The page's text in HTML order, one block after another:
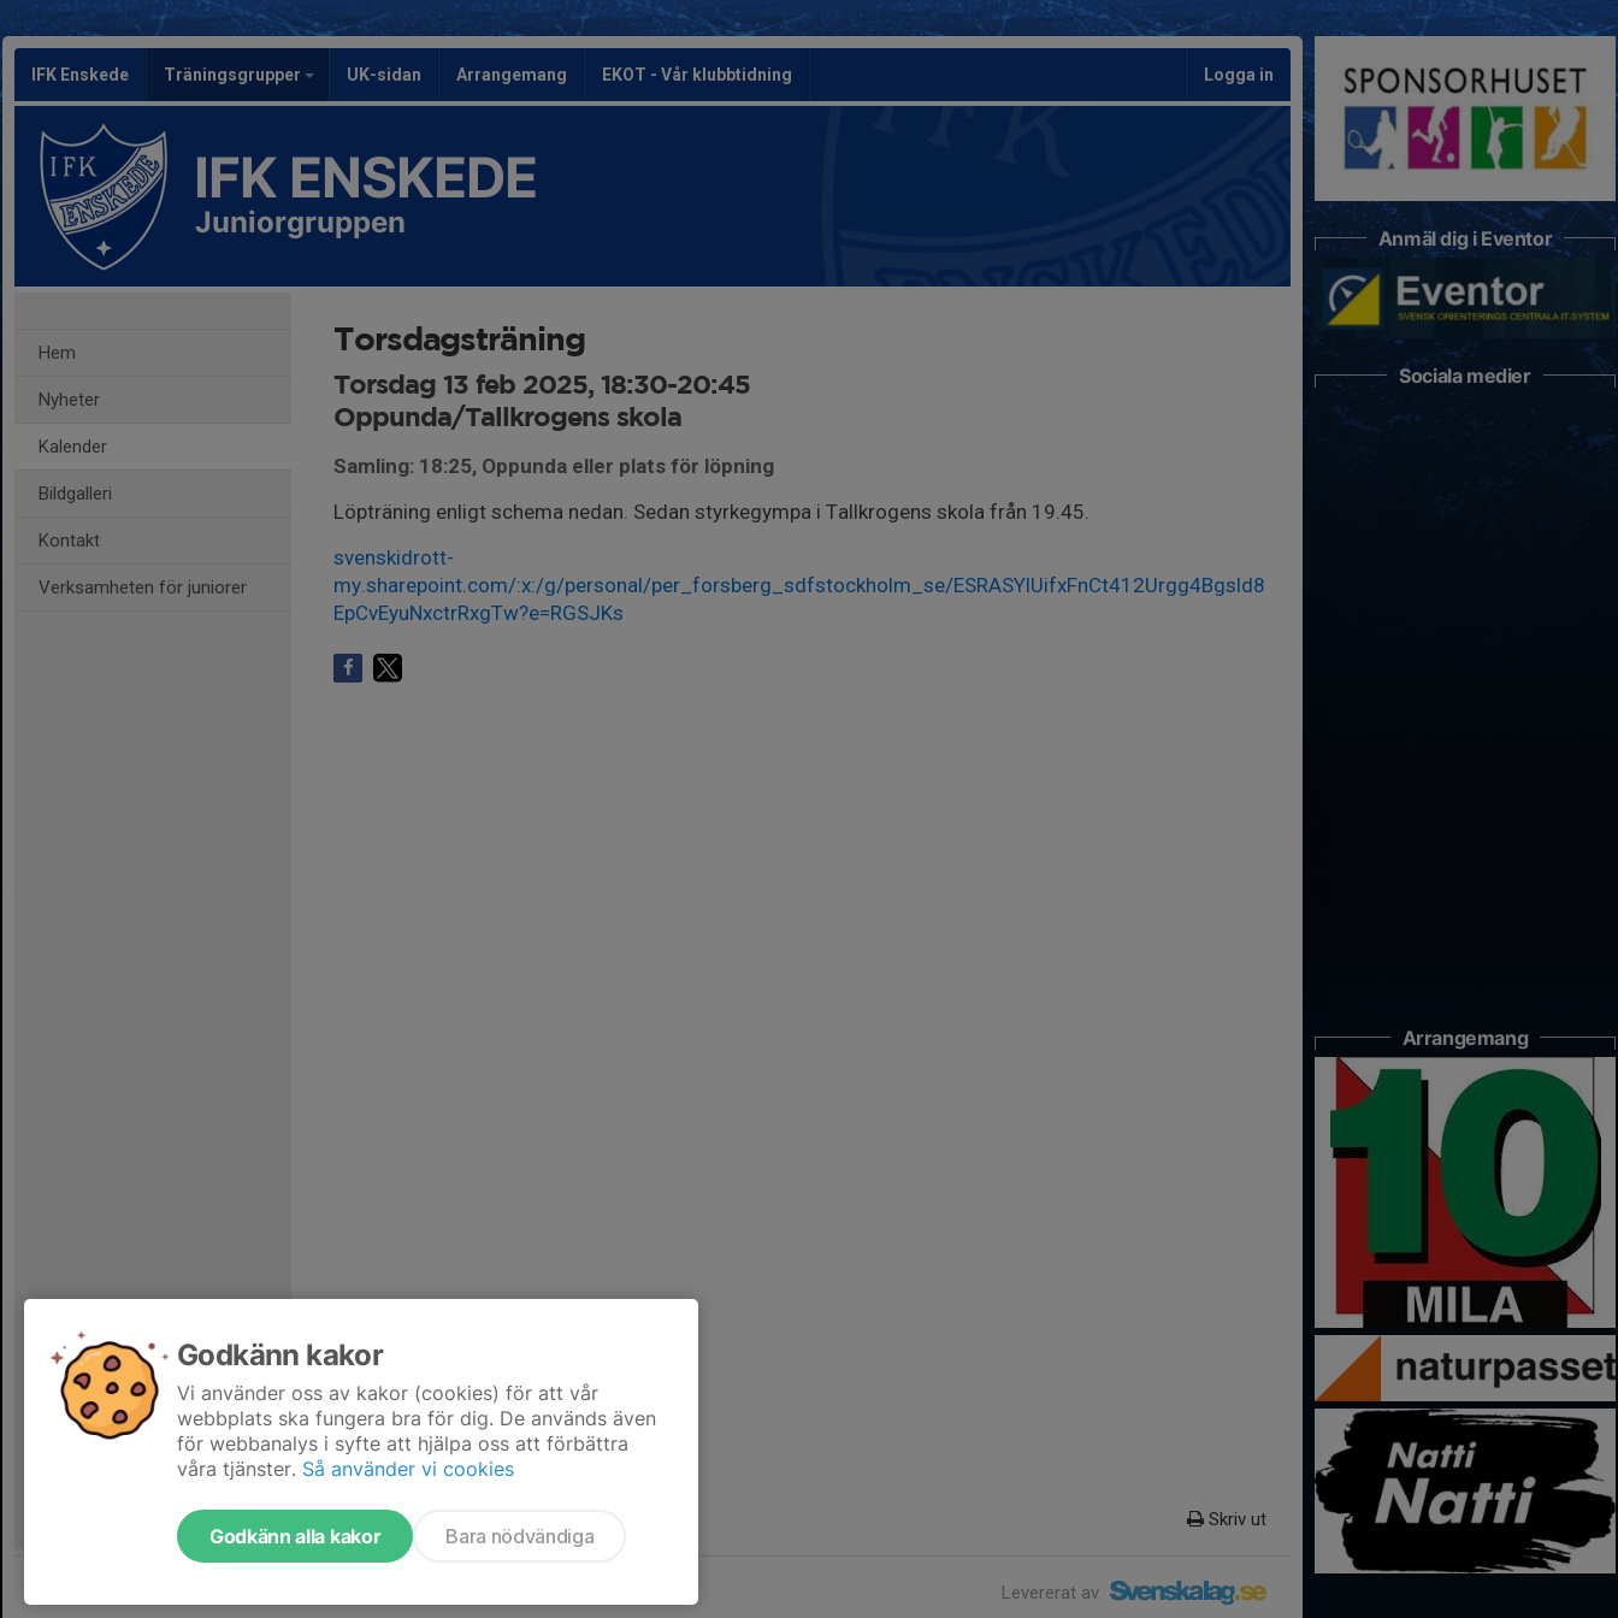
IFK Enskede Träningsgrupper UK-sidan Arrangemang EKOT - Vår klubbtidning Logga in
IFK ENSKEDE
Juniorgruppen
Hem
Nyheter
Kalender
Bildgalleri
Kontakt
Verksamheten för juniorer
Torsdagsträning
Torsdag 13 feb 2025, 18:30-20:45
Oppunda/Tallkrogens skola
Samling: 18:25, Oppunda eller plats för löpning
Löpträning enligt schema nedan. Sedan styrkegympa i Tallkrogens skola från 19.45.
svenskidrott-
my.sharepoint.com/:x:/g/personal/per_forsberg_sdfstockholm_se/ESRASYlUifxFnCt412Urgg4Bgsld8
EpCvEyuNxctrRxgTw?e=RGSJKs
Skriv ut
Levererat av
Anmäl dig i Eventor
Sociala medier
Arrangemang
Godkänn kakor
Vi använder oss av kakor (cookies) för att vår
webbplats ska fungera bra för dig. De används även
för webbanalys i syfte att hjälpa oss att förbättra
våra tjänster. Så använder vi cookies
Godkänn alla kakor Bara nödvändiga